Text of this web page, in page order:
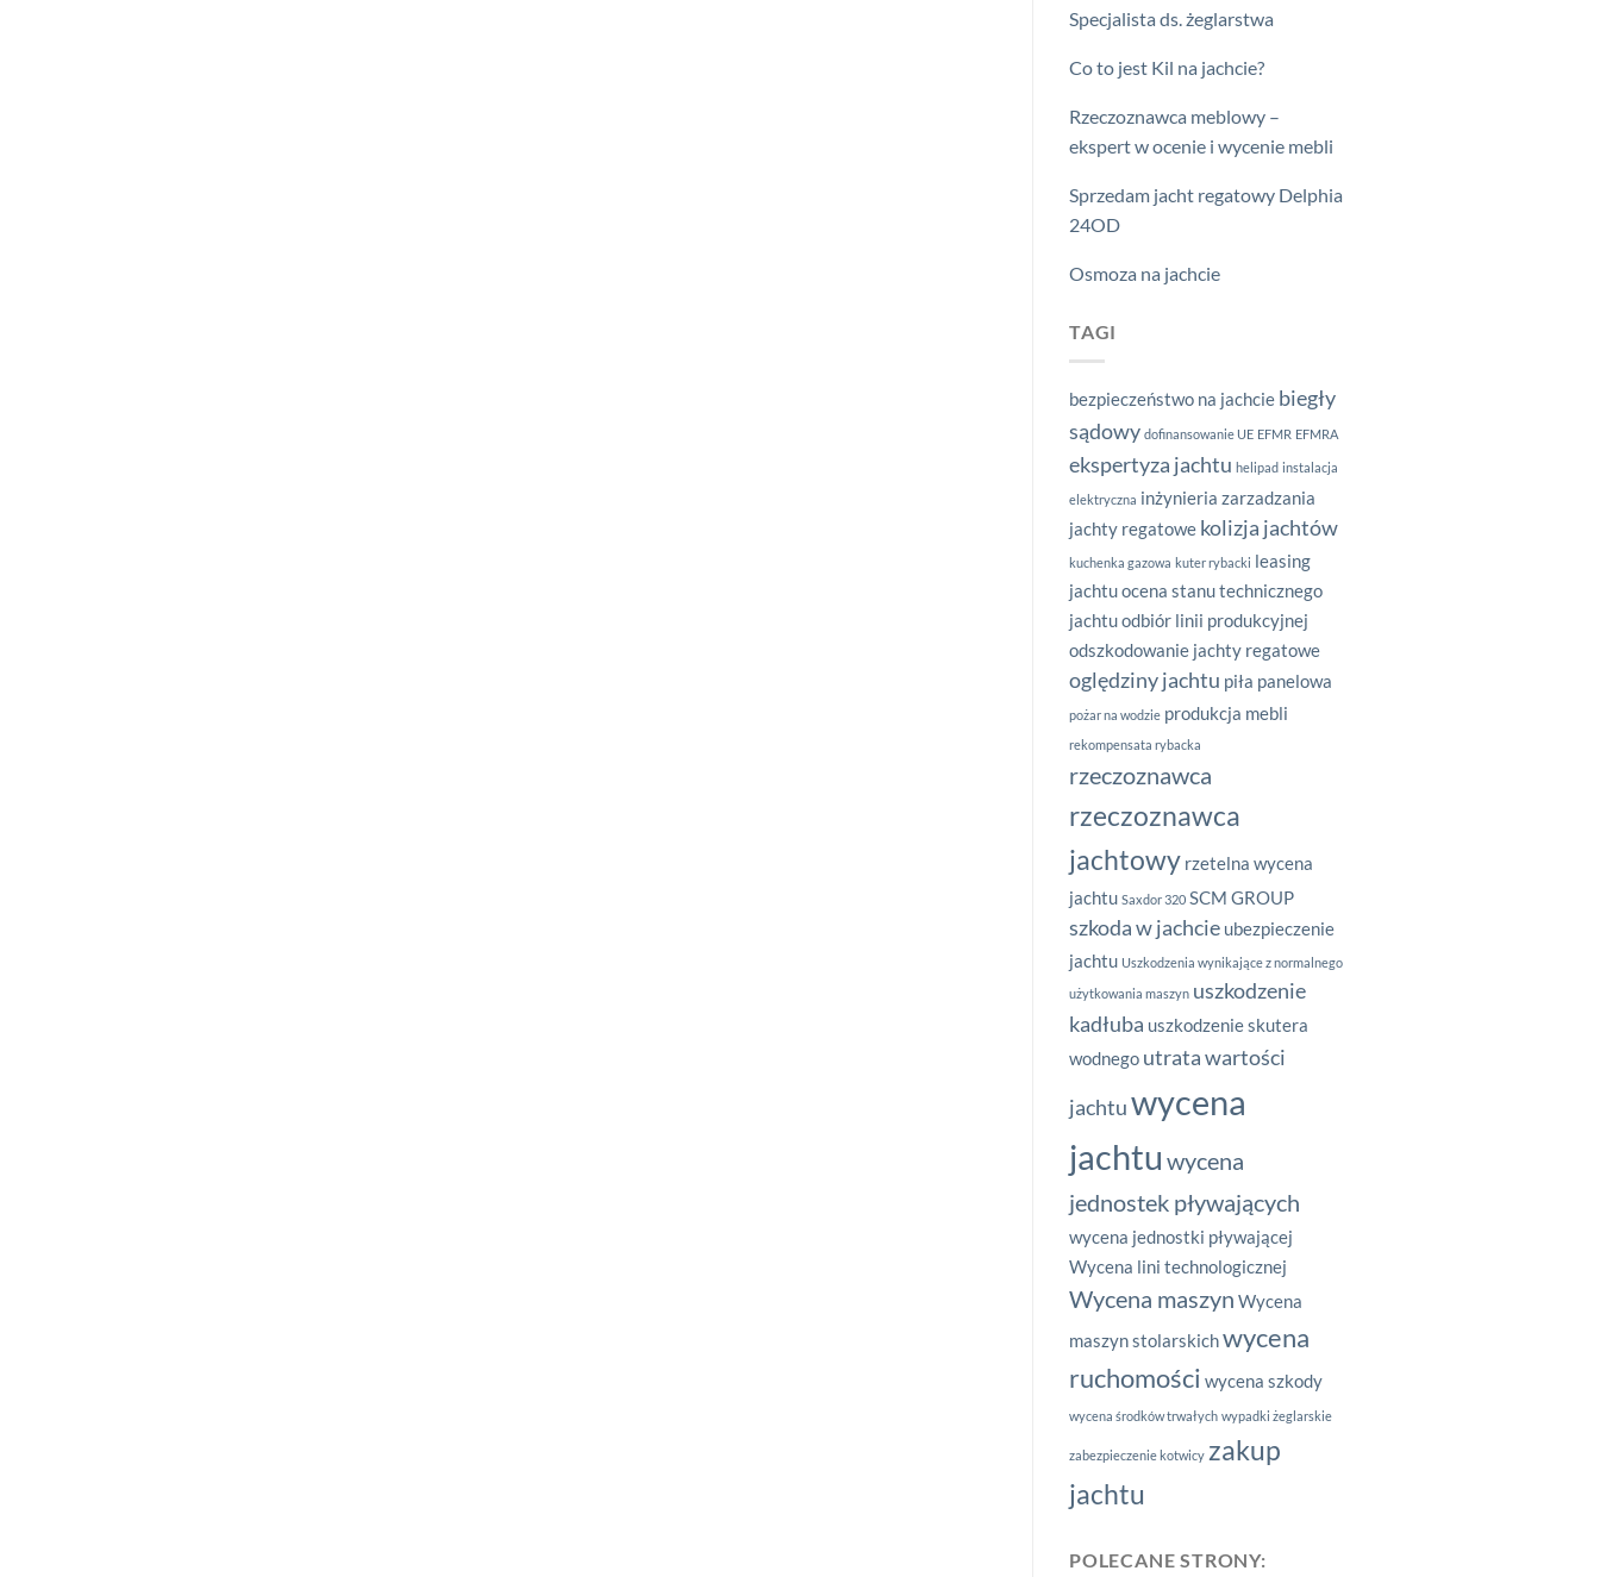
Specjalista ds. żeglarstwa
Co to jest Kil na jachcie?
Rzeczoznawca meblowy –
ekspert w ocenie i wycenie mebli
Sprzedam jacht regatowy Delphia
24OD
Osmoza na jachcie
TAGI
bezpieczeństwo na jachcie biegły
sądowy dofinansowanie UE EFMR EFMRA
ekspertyza jachtu helipad instalacja
elektryczna inżynieria zarzadzania
jachty regatowe kolizja jachtów
kuchenka gazowa kuter rybacki leasing
jachtuocena stanu technicznego
jachtuodbiór linii produkcyjnej
odszkodowanie jachty regatowe
oględziny jachtu piła panelowa
pożar na wodzie produkcja mebli
rekompensata rybacka
rzeczoznawca
rzeczoznawca
jachtowy rzetelna wycena
jachtu Saxdor 320 SCM GROUP
szkoda w jachcie ubezpieczenie
jachtu Uszkodzenia wynikające z normalnego
użytkowania maszyn uszkodzenie
kadłuba uszkodzenie skutera
wodnego utrata wartości
jachtuwycena
jachtu wycena
jednostek pływających
wycena jednostki pływającej
Wycena lini technologicznej
Wycena maszyn Wycena
maszyn stolarskichwycena
ruchomości wycena szkody
wycena środków trwałych wypadki żeglarskie
zabezpieczenie kotwicy zakup
jachtu
POLECANE STRONY: